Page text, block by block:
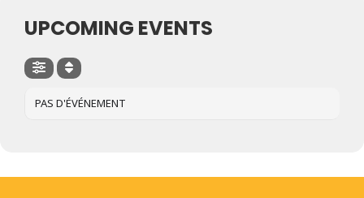
UPCOMING EVENTS
PAS D'ÉVÉNEMENT